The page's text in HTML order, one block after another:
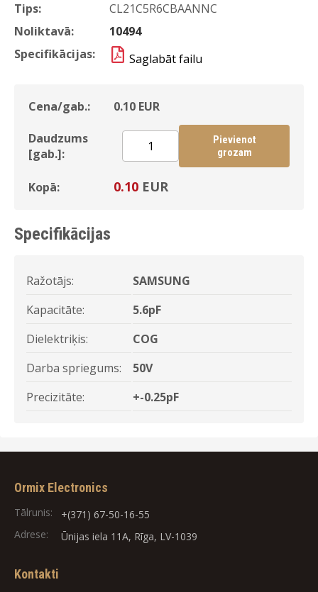
Tips:
CL21C5R6CBAANNC
Noliktavā:
10494
Specifikācijas:
Saglabāt failu
Cena/gab.: 0.10 EUR
Daudzums
[gab.]:
Pievienot
grozam
Kopā: 0.10 EUR
Specifikācijas
Ražotājs:
SAMSUNG
Kapacitāte:
5.6pF
Dielektriķis:
COG
Darba spriegums:
50V
Precizitāte:
+-0.25pF
Ormix Electronics
Tālrunis:
+(371) 67-50-16-55
Adrese:
Ūnijas iela 11A, Rīga, LV-1039
Kontakti